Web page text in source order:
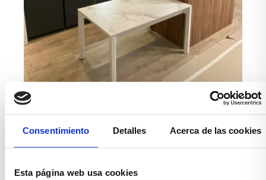
Consentimiento Detalles Acerca de las cookies
Esta página web usa cookies